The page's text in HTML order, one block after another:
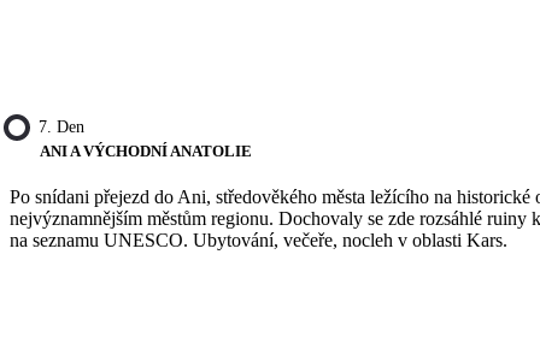
7. Den
ANI A VÝCHODNÍ ANATOLIE
Po snídani přejezd do Ani, středověkého města ležícího na
nejvýznamnějším městům regionu. Dochovaly se zde rozsáhlé
na seznamu UNESCO. Ubytování, večeře, nocleh v oblasti Kars.